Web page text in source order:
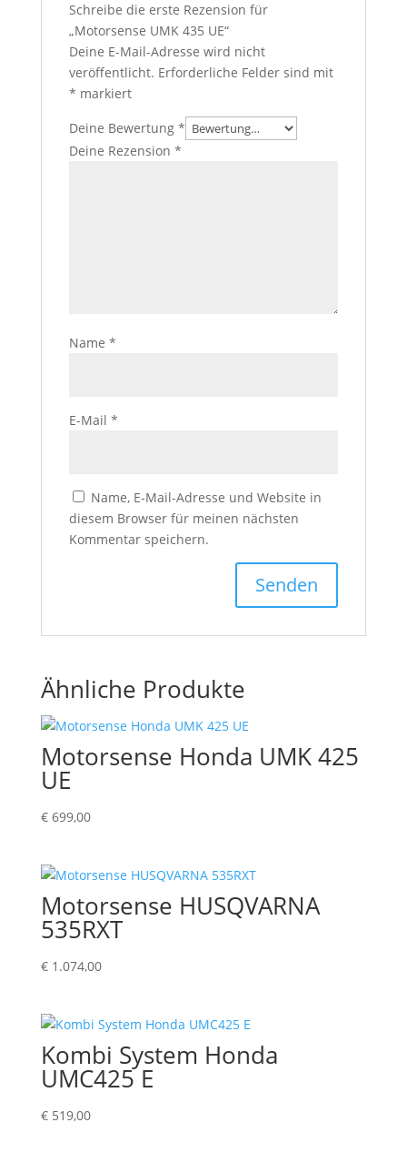
Schreibe die erste Rezension für
„Motorsense UMK 435 UE“
Deine E-Mail-Adresse wird nicht
veröffentlicht. Erforderliche Felder sind mit
* markiert
Deine Bewertung *
Deine Rezension *
Name *
E-Mail *
Name, E-Mail-Adresse und Website in
diesem Browser für meinen nächsten
Kommentar speichern.
Ähnliche Produkte
Motorsense Honda UMK 425
UE
€699,00
Motorsense HUSQVARNA
535RXT
€1.074,00
Kombi System Honda
UMC425 E
€519,00